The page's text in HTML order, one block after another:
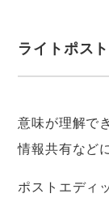
ライトポス
意味が理解で
情報共有など
ポストエディ